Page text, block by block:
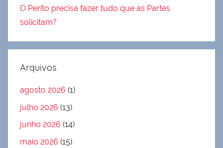
O Perito precisa fazer tudo que as Partes
solicitam?
Arquivos
agosto 2026 (1)
julho 2026 (13)
junho 2026 (14)
maio 2026 (15)